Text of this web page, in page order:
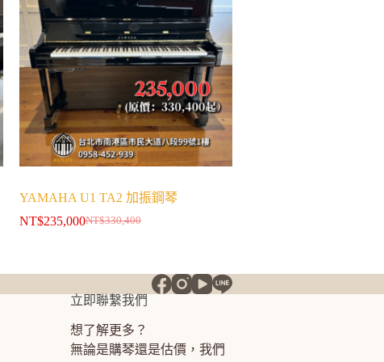
YAMAHA U1 TA2 加振鋼琴
NT$330,400
NT$235,000
立即聯繫我們
想了解更多？
無論是購琴還是估價，我們